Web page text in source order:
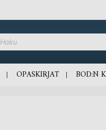
OPASKIRJAT BOD:N